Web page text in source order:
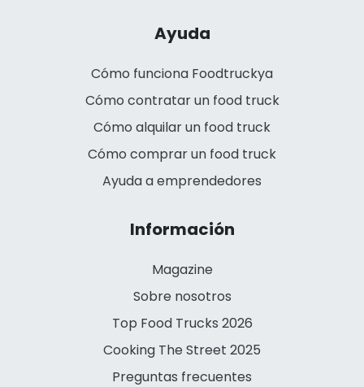
Ayuda
Cómo funciona Foodtruckya
Cómo contratar un food truck
Cómo alquilar un food truck
Cómo comprar un food truck
Ayuda a emprendedores
Información
Magazine
Sobre nosotros
Top Food Trucks 2026
Cooking The Street 2025
Preguntas frecuentes